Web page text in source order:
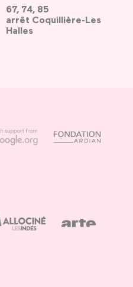
67, 74, 85
arrêt Coquillière-Les
Halles